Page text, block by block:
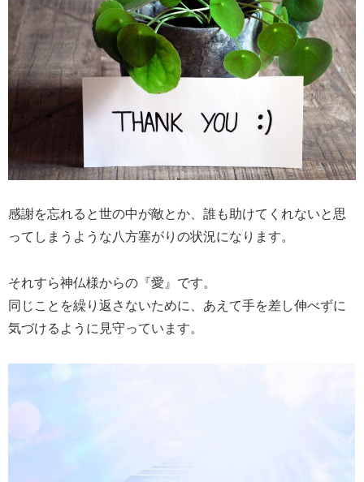
感謝を忘れると世の中が敵とか、誰も助けてくれないと思
ってしまうような八方塞がりの状況になります。
それすら神仏様からの『愛』です。
同じことを繰り返さないために、あえて手を差し伸べずに
気づけるように見守っています。